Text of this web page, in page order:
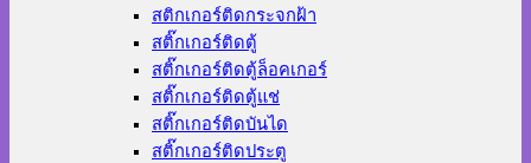
สติกเกอร์ติดกระจกฝ้า
สติ๊กเกอร์ติดตู้
สติ๊กเกอร์ติดตู้ล็อคเกอร์
สติ๊กเกอร์ติดตู้แช่
สติ๊กเกอร์ติดบันได
สติ๊กเกอร์ติดประตู